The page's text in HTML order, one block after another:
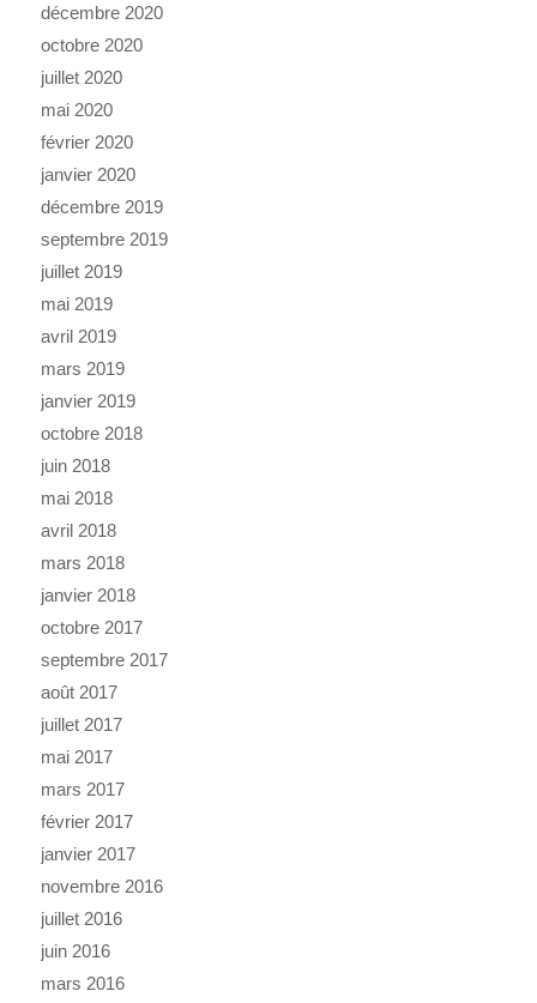
décembre 2020
octobre 2020
juillet 2020
mai 2020
février 2020
janvier 2020
décembre 2019
septembre 2019
juillet 2019
mai 2019
avril 2019
mars 2019
janvier 2019
octobre 2018
juin 2018
mai 2018
avril 2018
mars 2018
janvier 2018
octobre 2017
septembre 2017
août 2017
juillet 2017
mai 2017
mars 2017
février 2017
janvier 2017
novembre 2016
juillet 2016
juin 2016
mars 2016